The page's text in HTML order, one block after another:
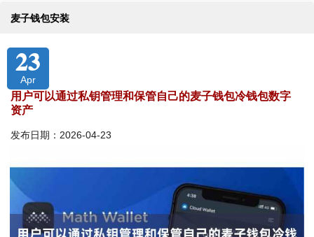
麦子钱包安装
23
Apr
用户可以通过私钥管理和保管自己的麦子钱包冷钱包数字
资产
发布日期：2026-04-23